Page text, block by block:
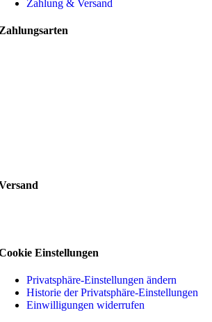
Zahlung & Versand
Einstellungen
Privatsphäre-Einstellungen ändern
Historie der Privatsphäre-Einstellungen
Einwilligungen widerrufen